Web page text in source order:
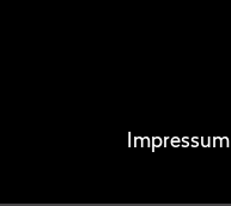
Impressum